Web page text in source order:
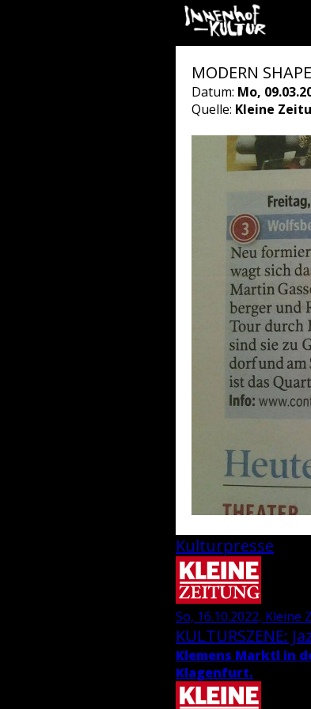
MODERN
Datum: Mo,
Quelle: Kleine
Kulturpresse
So, 16.10.2022,
KUL­TUR­SZE­NE:
Kle­mens Marktl in
Kla­gen­furt.